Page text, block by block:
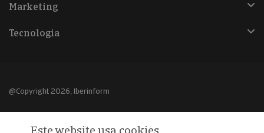
Marketing
Tecnologia
@Copyright 2026, Iberinform